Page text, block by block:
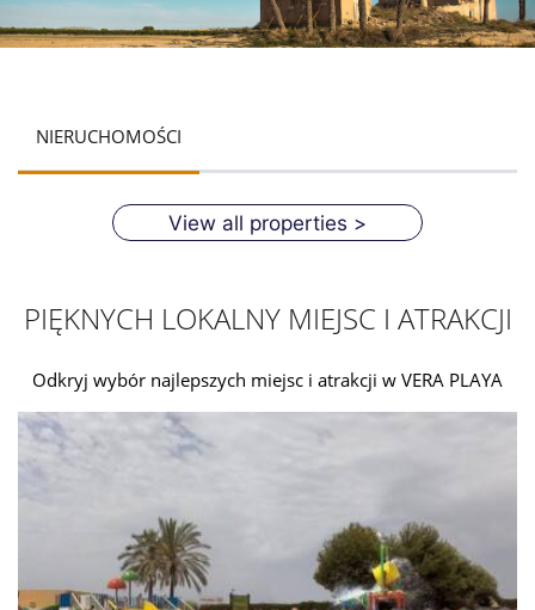
naturystów są domagane przez osoby hiszpańskie -
oświadczenie o swojej energii dla zapewnienia elastyczności
naturizm i strefę naturystyczną za jedynie nieuniknioną
NIERUCHOMOŚCI
View all properties >
PIĘKNYCH LOKALNY MIEJSC I ATRAKCJI
Odkryj wybór najlepszych miejsc i atrakcji w VERA PLAYA